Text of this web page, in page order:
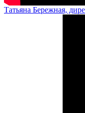
Татьяна Бережная,